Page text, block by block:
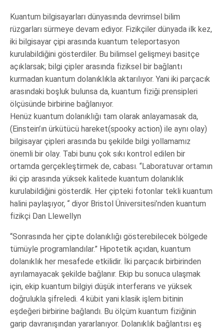
Kuantum bilgisayarları dünyasında devrimsel bilim
rüzgarları sürmeye devam ediyor. Fizikçiler dünyada ilk kez,
iki bilgisayar çipi arasında kuantum teleportasyon
kurulabildiğini gösterdiler. Bu bilimsel gelişmeyi basitçe
açıklarsak; bilgi çipler arasında fiziksel bir bağlantı
kurmadan kuantum dolanıklıkla aktarılıyor. Yani iki parçacık
arasındaki boşluk bulunsa da, kuantum fiziği prensipleri
ölçüsünde birbirine bağlanıyor.
Henüz kuantum dolanıklığı tam olarak anlayamasak da,
(Einstein’ın ürkütücü hareket(spooky action) ile aynı olay)
bilgisayar çipleri arasında bu şekilde bilgi yollamamız
önemli bir olay. Tabi bunu çok sıkı kontrol edilen bir
ortamda gerçekleştirmek de, cabası. “Laboratuvar ortamın
iki çip arasında yüksek kalitede kuantum dolanıklık
kurulabildiğini gösterdik. Her çipteki fotonlar tekli kuantum
halini paylaşıyor, “ diyor Bristol Üniversitesi’nden kuantum
fizikçi Dan Llewellyn
“Sonrasında her çipte dolanıklığı gösterebilecek bölgede
tümüyle programlandılar.” Hipotetik açıdan, kuantum
dolanıklık her mesafede etkilidir. İki parçacık birbirinden
ayrılamayacak şekilde bağlanır. Ekip bu sonuca ulaşmak
için, ekip kuantum bilgiyi düşük interferans ve yüksek
doğrulukla şifreledi. 4 kübit yani klasik işlem bitinin
eşdeğeri birbirine bağlandı. Bu ölçüm kuantum fiziğinin
garip davranışından yararlanıyor. Dolanıklık bağlantısı eş